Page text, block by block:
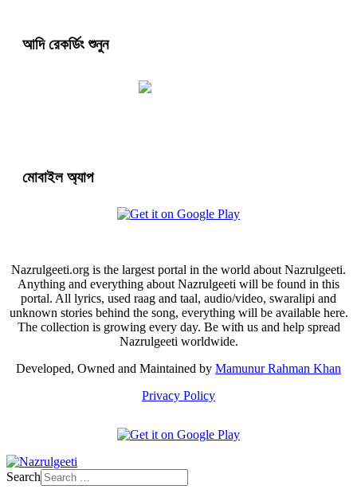
আদি রেকর্ডিং শুনুন
মোবাইল অ্যাপ
Nazrulgeeti.org is the largest portal in the world about Nazrulgeeti.
Anything and everything about Nazrulgeeti will be found in this
portal. All lyrics, used raag and taal, audio/video, swaralipi and
unknown stories behind the song, everything will be available here.
The collection is growing every day. Be with us and help spread
Nazrulgeeti worldwide.
Developed, Owned and Maintained by Mamunur Rahman Khan
Privacy Policy
Search